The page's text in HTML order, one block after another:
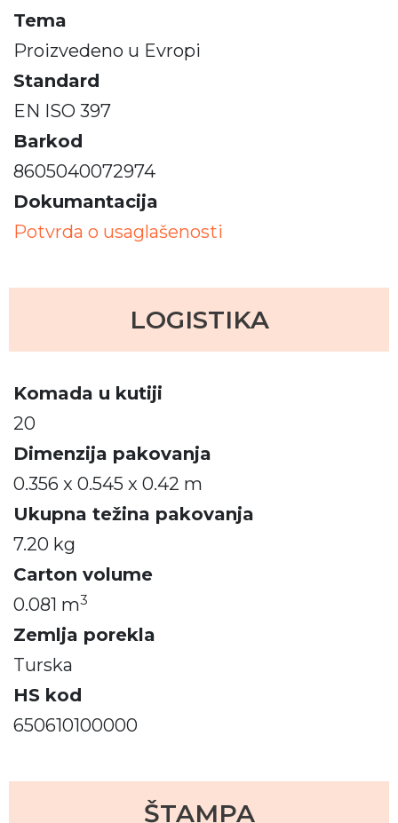
Tema
Proizvedeno u Evropi
Standard
EN ISO 397
Barkod
8605040072974
Dokumantacija
Potvrda o usaglašenosti
LOGISTIKA
Komada u kutiji
20
Dimenzija pakovanja
0.356 x 0.545 x 0.42 m
Ukupna težina pakovanja
7.20 kg
Carton volume
0.081 m3
Zemlja porekla
Turska
HS kod
650610100000
ŠTAMPA